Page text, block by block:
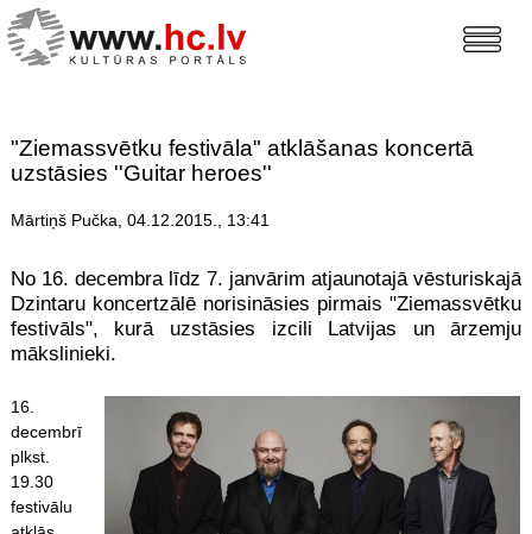
"Ziemassvētku festivāla" atklāšanas koncertā
uzstāsies ''Guitar heroes''
Mārtiņš Pučka, 04.12.2015., 13:41
No 16. decembra līdz 7. janvārim atjaunotajā vēsturiskajā
Dzintaru koncertzālē norisināsies pirmais "Ziemassvētku
festivāls", kurā uzstāsies izcili Latvijas un ārzemju
mākslinieki.
16.
decembrī
plkst.
19.30
festivālu